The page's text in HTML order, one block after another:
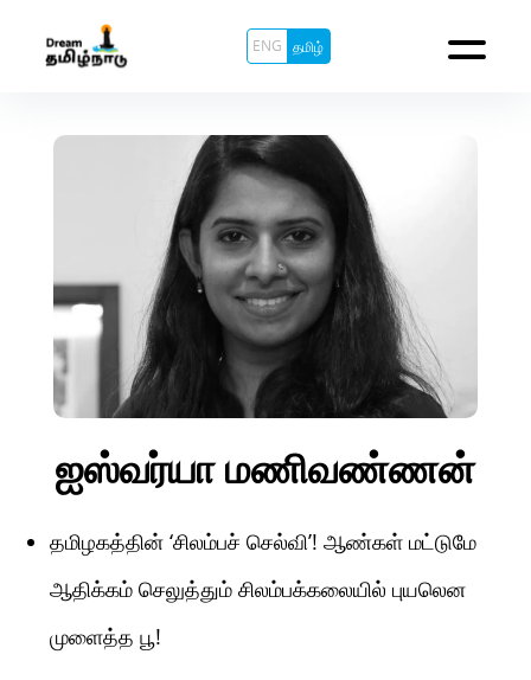
ENG தமிழ்
ஐஸ்வர்யா மணிவண்ணன்
தமிழகத்தின் ‘சிலம்பச் செல்வி’! ஆண்கள் மட்டுமே
ஆதிக்கம் செலுத்தும் சிலம்பக்கலையில் புயலென
முளைத்த பூ!